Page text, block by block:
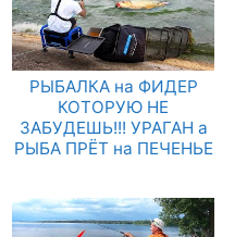
РЫБАЛКА на ФИДЕР
КОТОРУЮ НЕ
ЗАБУДЕШЬ!!! УРАГАН а
РЫБА ПРЁТ на ПЕЧЕНЬЕ